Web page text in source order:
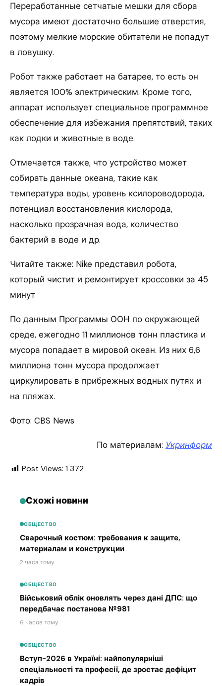
Переработанные сетчатые мешки для сбора
мусора имеют достаточно большие отверстия,
поэтому мелкие морские обитатели не попадут
в ловушку.
Робот также работает на батарее, то есть он
является 100% электрическим. Кроме того,
аппарат использует специальное программное
обеспечение для избежания препятствий, таких
как лодки и животные в воде.
Отмечается также, что устройство может
собирать данные океана, такие как
температура воды, уровень ксилороводорода,
потенциал восстановления кислорода,
насколько прозрачная вода, количество
бактерий в воде и др.
Читайте также: Nike представил робота,
который чистит и ремонтирует кроссовки за 45
минут
По данным Программы ООН по окружающей
среде, ежегодно 11 миллионов тонн пластика и
мусора попадает в мировой океан. Из них 6,6
миллиона тонн мусора продолжает
циркулировать в прибрежных водных путях и
на пляжах.
Фото: CBS News
По материалам: Укринформ
Post Views: 1 372
Схожі новини
ОБЩЕСТВО
Сварочный костюм: требования к защите,
материалам и конструкции
2 часа тому
ОБЩЕСТВО
Військовий облік оновлять через дані ДПС: що
передбачає постанова №981
6 часов тому
ОБЩЕСТВО
Вступ-2026 в Україні: найпопулярніші
спеціальності та професії, де зростає дефіцит
кадрів